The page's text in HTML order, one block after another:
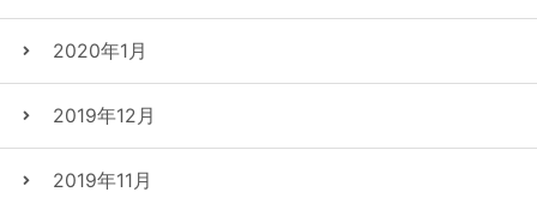
2020年1月
2019年12月
2019年11月